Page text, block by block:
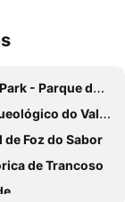
de Diversões do Douro
do Vale do Coa
de Foz do Sabor
de Trancoso